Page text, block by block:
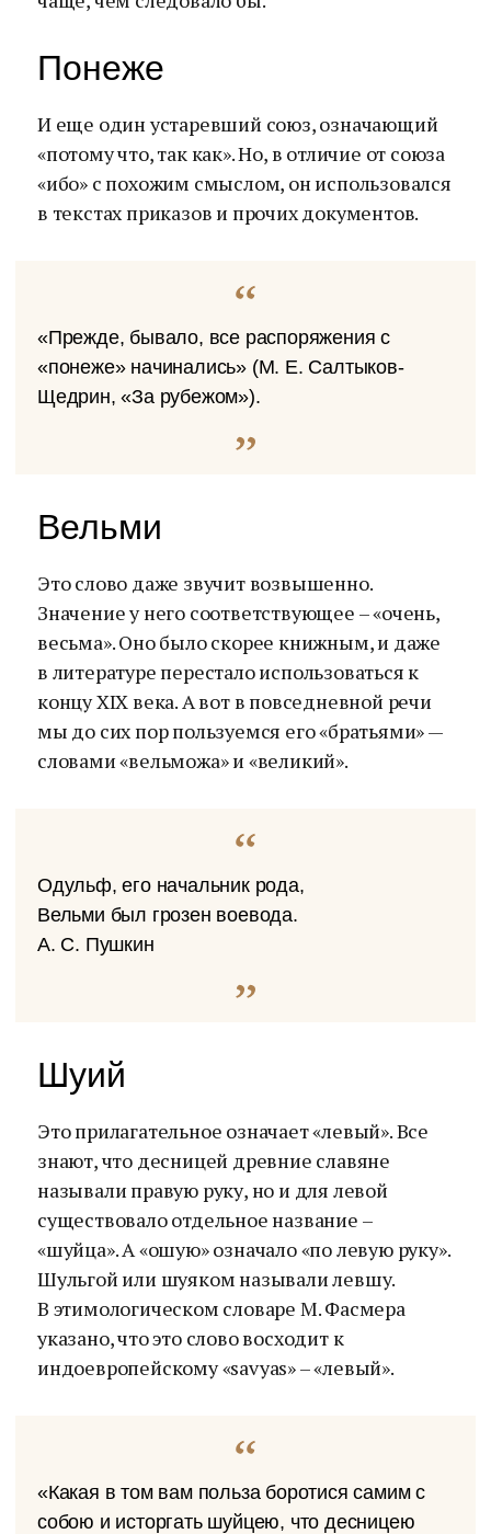
Понеже
И еще один устаревший союз, означающий
«потому что, так как». Но, в отличие от союза
«ибо» с похожим смыслом, он использовался
в текстах приказов и прочих документов.
«Прежде, бывало, все распоряжения с
«понеже» начинались» (М. Е. Салтыков-
Щедрин, «За рубежом»).
Вельми
Это слово даже звучит возвышенно.
Значение у него соответствующее – «очень,
весьма». Оно было скорее книжным, и даже
в литературе перестало использоваться к
концу XIX века. А вот в повседневной речи
мы до сих пор пользуемся его «братьями» —
словами «вельможа» и «великий».
Одульф, его начальник рода,
Вельми был грозен воевода.
А. С. Пушкин
Шуий
Это прилагательное означает «левый». Все
знают, что десницей древние славяне
называли правую руку, но и для левой
существовало отдельное название –
«шуйца». А «ошую» означало «по левую руку».
Шульгой или шуяком называли левшу.
В этимологическом словаре М. Фасмера
указано, что это слово восходит к
индоевропейскому «savyas» – «левый».
«Какая в том вам польза боротися самим с
собою и исторгать шуйцею, что десницею